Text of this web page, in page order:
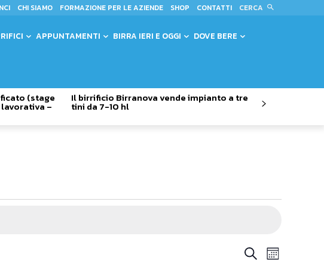
CHI SIAMO FORMAZIONE PER LE AZIENDE SHOP CONTATTI CERCA
APPUNTAMENTI BIRRA IERI E OGGI DOVE BERE
(stage
–
Il birrificio Birranova vende impianto a tre
tini da 7-10 hl
Eventi
CercaEvento
Mese